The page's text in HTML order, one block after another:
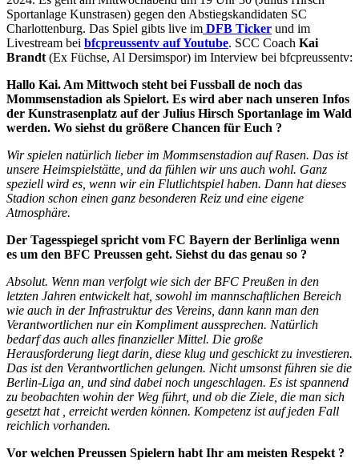
Sportanlage Kunstrasen) gegen den Abstiegskandidaten SC
Charlottenburg. Das Spiel gibts live im DFB Ticker und im
Livestream bei bfcpreussentv auf Youtube. SCC Coach Kai
Brandt (Ex Füchse, Al Dersimspor) im Interview bei bfcpreussentv:
Hallo Kai. Am Mittwoch steht bei Fussball de noch das
Mommsenstadion als Spielort. Es wird aber nach unseren Infos
der Kunstrasenplatz auf der Julius Hirsch Sportanlage im Wald
werden. Wo siehst du größere Chancen für Euch ?
Wir spielen natürlich lieber im Mommsenstadion auf Rasen. Das ist
unsere Heimspielstätte, und da fühlen wir uns auch wohl. Ganz
speziell wird es, wenn wir ein Flutlichtspiel haben. Dann hat dieses
Stadion schon einen ganz besonderen Reiz und eine eigene
Atmosphäre.
Der Tagesspiegel spricht vom FC Bayern der Berlinliga wenn
es um den BFC Preussen geht. Siehst du das genau so ?
Absolut. Wenn man verfolgt wie sich der BFC Preußen in den
letzten Jahren entwickelt hat, sowohl im mannschaftlichen Bereich
wie auch in der Infrastruktur des Vereins, dann kann man den
Verantwortlichen nur ein Kompliment aussprechen. Natürlich
bedarf das auch alles finanzieller Mittel. Die große
Herausforderung liegt darin, diese klug und geschickt zu investieren.
Das ist den Verantwortlichen gelungen. Nicht umsonst führen sie die
Berlin-Liga an, und sind dabei noch ungeschlagen. Es ist spannend
zu beobachten wohin der Weg führt, und ob die Ziele, die man sich
gesetzt hat , erreicht werden können. Kompetenz ist auf jeden Fall
reichlich vorhanden.
Vor welchen Preussen Spielern habt Ihr am meisten Respekt ?